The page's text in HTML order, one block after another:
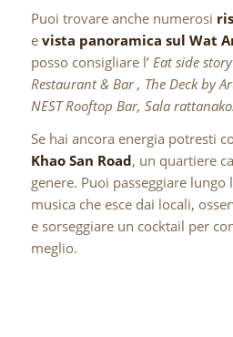
Puoi trovare anche numerosi
e vista panoramica sul Wat
posso consigliare l’ Eat side
Restaurant & Bar , The Deck by
NEST Rooftop Bar, Sala
Se hai ancora energia potresti
Khao San Road, un quartiere
genere. Puoi passeggiare lungo
musica che esce dai locali,
e sorseggiare un cocktail per
meglio.